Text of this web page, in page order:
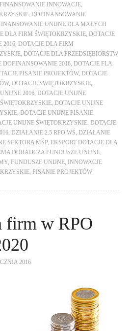
INNOWACJE,
,DOFINANSOWANIE
UNIJNE DLA MAŁYCH
DLA FIRM ŚWIĘTOKRZYSKIE,DOTACJE
2016,DOTACJE DLA FIRM
,DOTACJE DLA PRZEDSIĘBIORSTW
DOFINANSOWANIE 2016,DOTACJE FLA
PISANIE PROJEKTÓW,DOTACJE
,DOTACJE SWIĘTOKRZYSKIE,
2016,DOTACJE UNIJNE
,DOTACJE UNIJNE
,DOTACJE UNIJNE PISANIE
UNIJNE ŚWIĘTOKRZYSKIE,DOTACJE
,DZIAŁANIE 2.5 RPO WŚ,DZIAŁANIE
SEKTORA MŚP,EKSPORT DOTACJE DLA
DORADCZA FUNDUSZE UNIJNE,
, FUNDUSZE UNIJNE,
INNOWACJE
, PISANIE PROJEKTÓW
firm w RPO
2016